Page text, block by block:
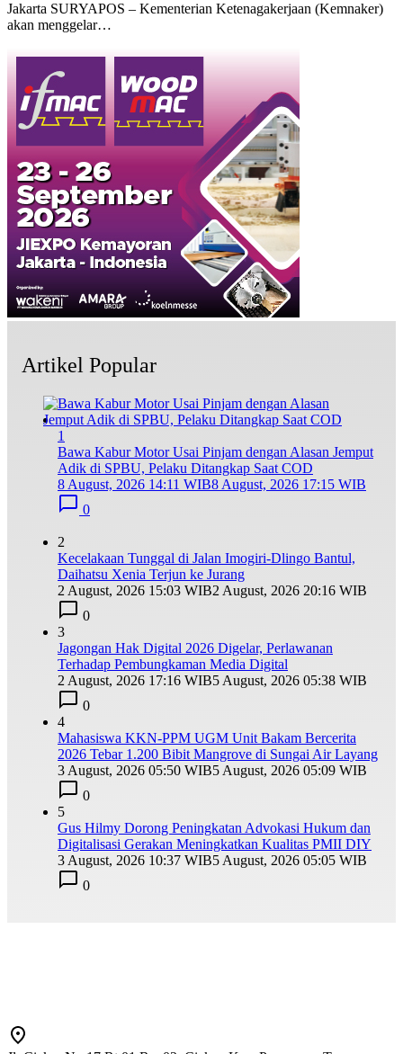
Jakarta SURYAPOS – Kementerian Ketenagakerjaan (Kemnaker)
akan menggelar…
Artikel Popular
1
Bawa Kabur Motor Usai Pinjam dengan Alasan Jemput
Adik di SPBU, Pelaku Ditangkap Saat COD
8 August, 2026 14:11 WIB8 August, 2026 17:15 WIB
0
2
Kecelakaan Tunggal di Jalan Imogiri-Dlingo Bantul,
Daihatsu Xenia Terjun ke Jurang
2 August, 2026 15:03 WIB2 August, 2026 20:16 WIB
0
3
Jagongan Hak Digital 2026 Digelar, Perlawanan
Terhadap Pembungkaman Media Digital
2 August, 2026 17:16 WIB5 August, 2026 05:38 WIB
0
4
Mahasiswa KKN-PPM UGM Unit Bakam Bercerita
2026 Tebar 1.200 Bibit Mangrove di Sungai Air Layang
3 August, 2026 05:50 WIB5 August, 2026 05:09 WIB
0
5
Gus Hilmy Dorong Peningkatan Advokasi Hukum dan
Digitalisasi Gerakan Meningkatkan Kualitas PMII DIY
3 August, 2026 10:37 WIB5 August, 2026 05:05 WIB
0